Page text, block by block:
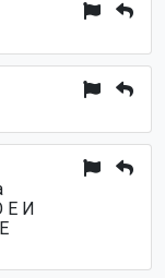
Е И